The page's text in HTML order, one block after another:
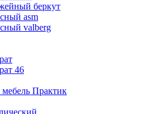
беркут
asm
valberg
46
Практик